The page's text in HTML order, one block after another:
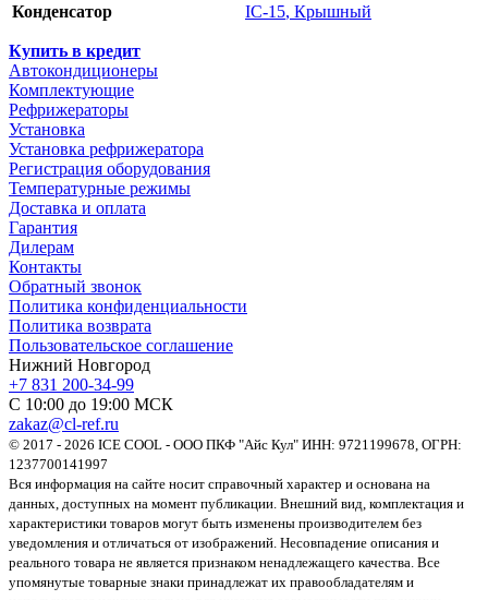
Конденсатор IC-15, Крышный
Купить в кредит
Автокондиционеры
Комплектующие
Рефрижераторы
Установка
Установка рефрижератора
Регистрация оборудования
Температурные режимы
Доставка и оплата
Гарантия
Дилерам
Контакты
Обратный звонок
Политика конфиденциальности
Политика возврата
Пользовательское соглашение
Нижний Новгород
+7 831 200-34-99
С 10:00 до 19:00 МСК
zakaz@cl-ref.ru
© 2017 - 2026 ICE COOL - ООО ПКФ "Айс Кул" ИНН: 9721199678, ОГРН:
1237700141997
Вся информация на сайте носит справочный характер и основана на
данных, доступных на момент публикации. Внешний вид, комплектация и
характеристики товаров могут быть изменены производителем без
уведомления и отличаться от изображений. Несовпадение описания и
реального товара не является признаком ненадлежащего качества. Все
упомянутые товарные знаки принадлежат их правообладателям и